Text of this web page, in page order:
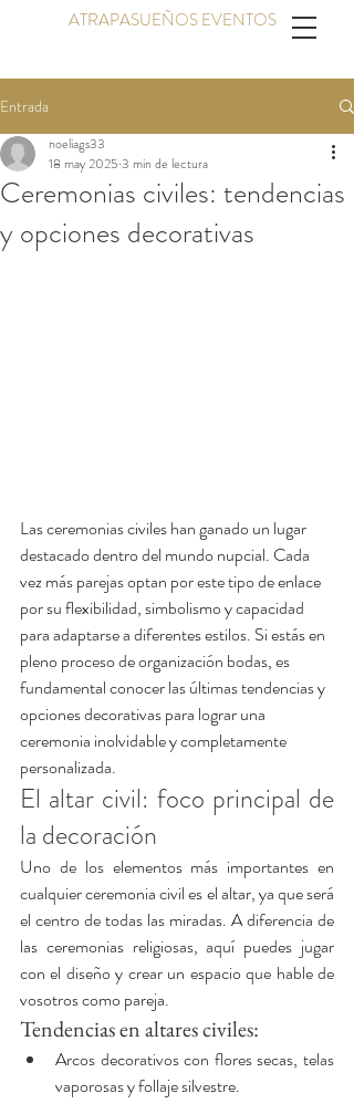
ATRAPASUEÑOS EVENTOS
Entrada
Ceremonias civiles: tendencias
y opciones decorativas
noeliags33
18 may 2025 3 min de lectura
Las ceremonias civiles han ganado un lugar
destacado dentro del mundo nupcial. Cada
vez más parejas optan por este tipo de enlace
por su flexibilidad, simbolismo y capacidad
para adaptarse a diferentes estilos. Si estás en
pleno proceso de organización bodas, es
fundamental conocer las últimas tendencias y
opciones decorativas para lograr una
ceremonia inolvidable y completamente
personalizada.
El altar civil: foco principal de
la decoración
Uno de los elementos más importantes en
cualquier ceremonia civil es el altar, ya que será
el centro de todas las miradas. A diferencia de
las ceremonias religiosas, aquí puedes jugar
con el diseño y crear un espacio que hable de
vosotros como pareja.
Tendencias en altares civiles:
Arcos decorativos con flores secas, telas
vaporosas y follaje silvestre.